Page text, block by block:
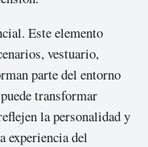
Este elemento
vestuario,
parte del entorno
transformar
la personalidad y
experiencia del